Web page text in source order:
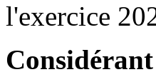
l'exercice
Considérant